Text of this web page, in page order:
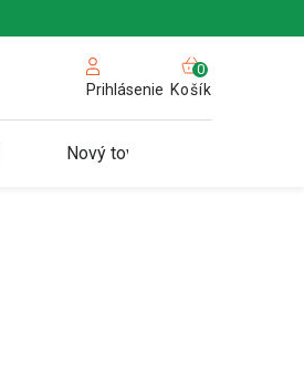
Prihlásenie KOŠÍK
Košík
Nový tovar